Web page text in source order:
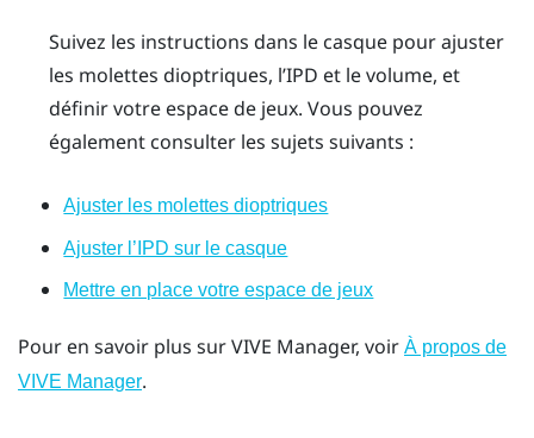
Suivez les instructions dans le casque pour ajuster
les molettes dioptriques, l’IPD et le volume, et
définir votre espace de jeux. Vous pouvez
également consulter les sujets suivants :
Ajuster les molettes dioptriques
Ajuster l’IPD sur le casque
Mettre en place votre espace de jeux
Pour en savoir plus surVIVE Manager, voir À propos de
VIVE Manager.